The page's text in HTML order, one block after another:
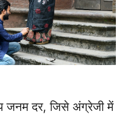
जनम दर, जिसे अंग्रेजी में